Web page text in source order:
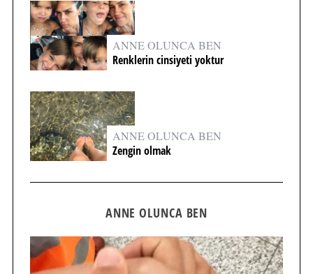
ANNE OLUNCA BEN
Renklerin cinsiyeti yoktur
ANNE OLUNCA BEN
Zengin olmak
ANNE OLUNCA BEN